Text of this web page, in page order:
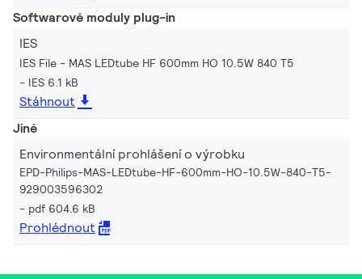
Softwarové moduly plug-in
IES
IES File - MAS LEDtube HF 600mm HO 10.5W 840 T5
IES 6.1 kB
Stáhnout
Jiné
Environmentální prohlášení o výrobku
EPD-Philips-MAS-LEDtube-HF-600mm-HO-10.5W-840-T5-
929003596302
pdf 604.6 kB
Prohlédnout